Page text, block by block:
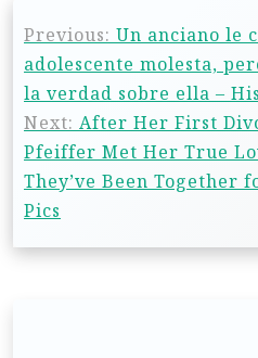
Previous: Un anciano le
adolescente molesta,
la verdad sobre ella –
Next: After Her First
Pfeiffer Met Her True
They’ve Been Together
Pics